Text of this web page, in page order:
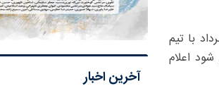
تدارکاتی تیم ملی گفت: در اردوی ترکیه دو بازی تدارکاتی خواهیم داشت که ۸ خرداد با تیم
شود اعلام
آخرین اخبار